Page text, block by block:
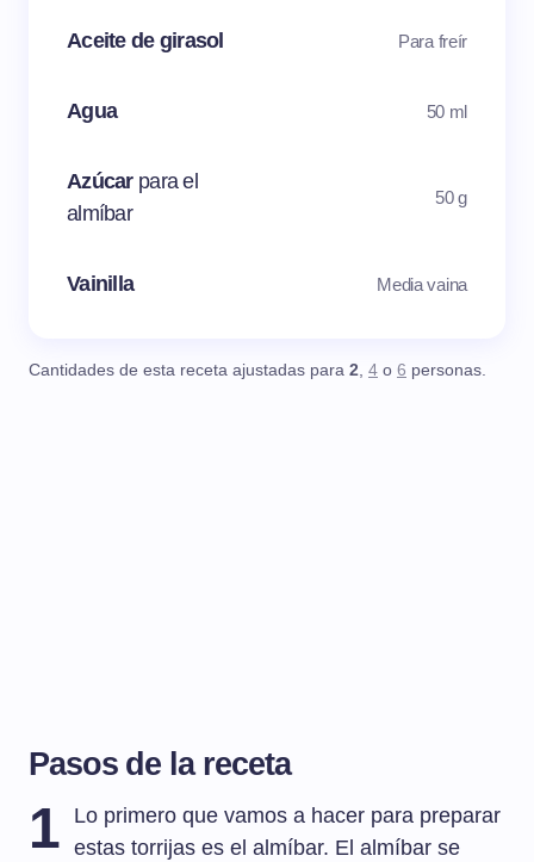
Aceite de girasol Para freír
Agua 50 ml
Azúcar para el
almíbar
50 g
Vainilla Media vaina
Cantidades de esta receta ajustadas para 2, 4 o 6 personas.
Pasos de la receta
1
Lo primero que vamos a hacer para preparar
estas torrijas es el almíbar. El almíbar se